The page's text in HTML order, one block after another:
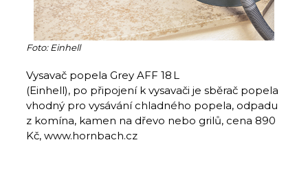
Foto: Einhell
Vysavač popela Grey AFF 18 L
(Einhell), po připojení k vysavači je sběrač popela
vhodný pro vysávání chladného popela, odpadu
z komína, kamen na dřevo nebo grilů, cena 890
Kč, www.hornbach.cz